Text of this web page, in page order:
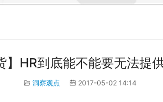
】HR到底能不能要无法提
洞察观点 2017-05-02 14:14